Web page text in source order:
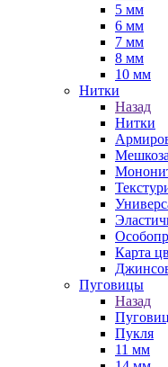
5 мм
6 мм
7 мм
8 мм
10 мм
Нитки
Назад
Нитки
Карта
Пуговицы
Назад
Пукля
11 мм